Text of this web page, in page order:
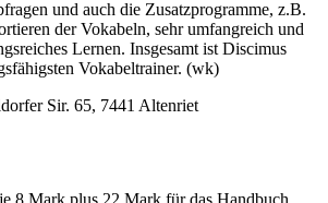
und auch die Zusatzprogramme, z.B.
der Vokabeln, sehr umfangreich und
Lernen. Insgesamt ist Discimus
Vokabeltrainer. (wk)
Sir. 65, 7441 Altenriet
8 Mark plus 22 Mark für das Handbuch